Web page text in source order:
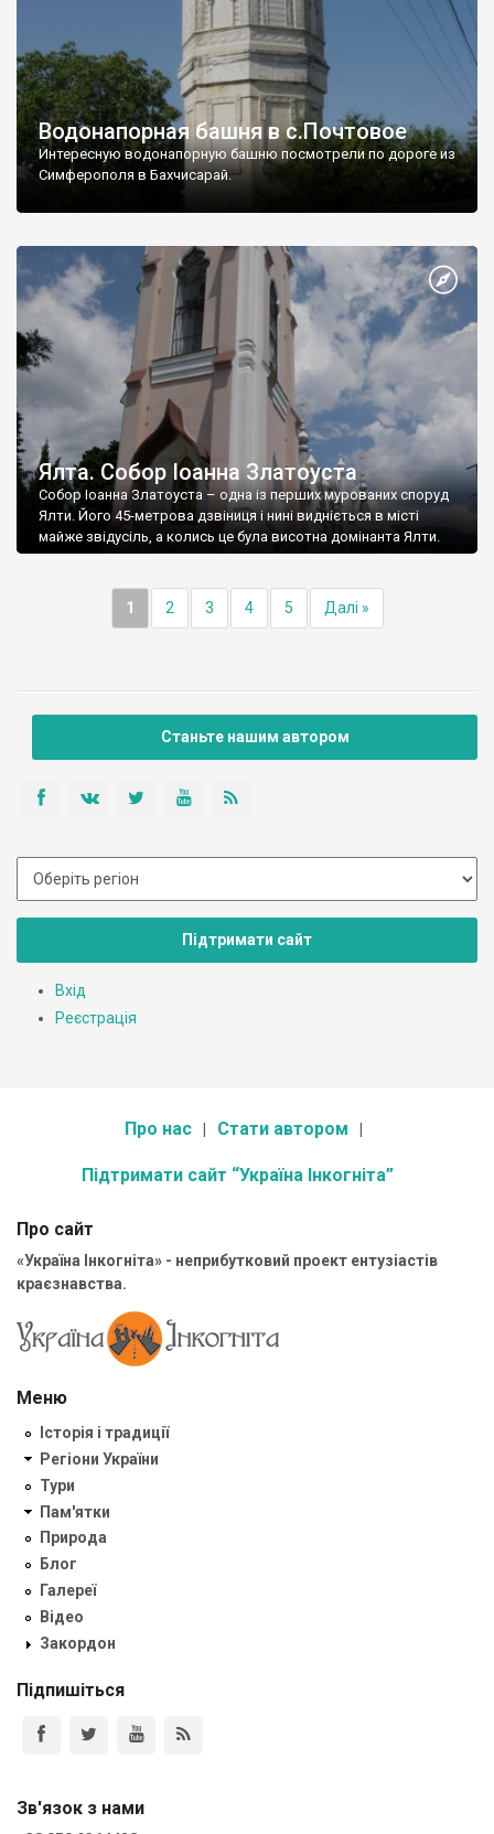
Водонапорная башня в с.Почтовое
Интересную водонапорную башню посмотрели по дороге из
Симферополя в Бахчисарай.
Ялта. Собор Іоанна Златоуста
Собор Іоанна Златоуста – одна із перших мурованих споруд
Ялти. Його 45-метрова дзвіниця і нині видніється в місті
майже звідусіль, а колись це була висотна домінанта Ялти.
1 2 3 4 5 Далі »
Станьте нашим автором
Підтримати сайт
Вхід
Реєстрація
Про нас Стати автором
Підтримати сайт “Україна Інкогніта”
Про сайт
«Україна Інкогніта» - неприбутковий проект ентузіастів
краєзнавства.
Меню
Історія і традиції
Регіони України
Тури
Пам'ятки
Природа
Блог
Галереї
Відео
Закордон
Підпишіться
Зв'язок з нами